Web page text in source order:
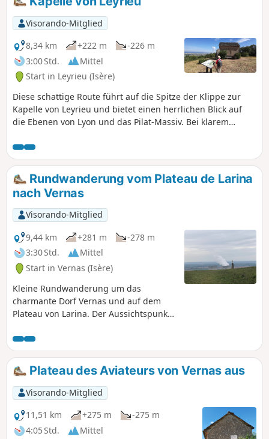
Visorando-Mitglied
8,34 km
+222 m
-226 m
3:00 Std.
Mittel
Start in Leyrieu (Isère)
Diese schattige Route führt auf die Spitze der Klippe zur
Kapelle von Leyrieu und bietet einen herrlichen Blick auf
die Ebenen von Lyon und das Pilat-Massiv. Bei klarem
entdecken.
Rundwanderung vom Plateau de Larina
nach Vernas
Visorando-Mitglied
9,44 km
+281 m
-278 m
3:30 Std.
Mittel
Start in Vernas (Isère)
Kleine Rundwanderung um das
charmante Dorf Vernas und auf dem
Plateau von Larina. Der Aussichtspunkt
herrliche Ausblicke auf das Jura-
Gebirge, die Monts du Lyonnais und die
Rhône-Ebene. Weiter südlich auf dem
Plateau können Sie bei klarem Wetter
den Pilat und die Alpen sehen.
Spaziergang inmitten von Zeugnissen
der Menschheitsgeschichte von der
Antike bis zur Moderne.
Plateau des Aviateurs von Vernas aus
Visorando-Mitglied
11,51 km
+275 m
-275 m
4:05 Std.
Mittel